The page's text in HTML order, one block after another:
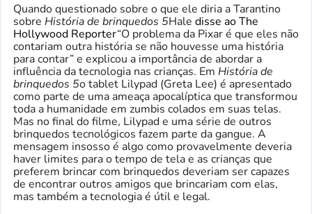
Quando questionado sobre o que ele diria a Tarantino
sobre História de brinquedos 5Hale disse ao The
Hollywood Reporter“O problema da Pixar é que eles não
contariam outra história se não houvesse uma história
para contar” e explicou a importância de abordar a
influência da tecnologia nas crianças. Em História de
brinquedos 5o tablet Lilypad (Greta Lee) é apresentado
como parte de uma ameaça apocalíptica que transformou
toda a humanidade em zumbis colados em suas telas.
Mas no final do filme, Lilypad e uma série de outros
brinquedos tecnológicos fazem parte da gangue. A
mensagem insosso é algo como provavelmente deveria
haver limites para o tempo de tela e as crianças que
preferem brincar com brinquedos deveriam ser capazes
de encontrar outros amigos que brincariam com elas,
mas também a tecnologia é útil e legal.